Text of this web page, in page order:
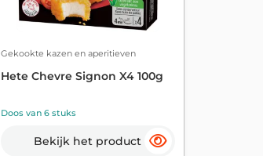
Gekookte kazen en aperitieven
Hete Chevre Signon X4 100g
Doos van 6 stuks
Bekijk het product